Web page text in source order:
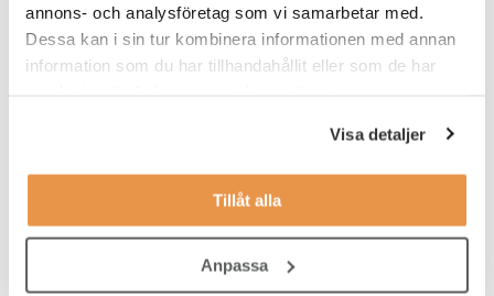
annons- och analysföretag som vi samarbetar med.
Dessa kan i sin tur kombinera informationen med annan
information som du har tillhandahållit eller som de har
Visa detaljer
Tillåt alla
Anpassa
och kompetensomställning i fordonsindustrin, framtagen av
Business Region Göteborg, lyfter fram utbildning och
kompetensutveckling som nyckelområden.
Slutsatsen är att fordonsindustrins
kunskapspåfyllning inom de tre
teknikområdena elektrifiering, AI och
Rapporten nämner också ett pilotprojekt där bland andra Volvo